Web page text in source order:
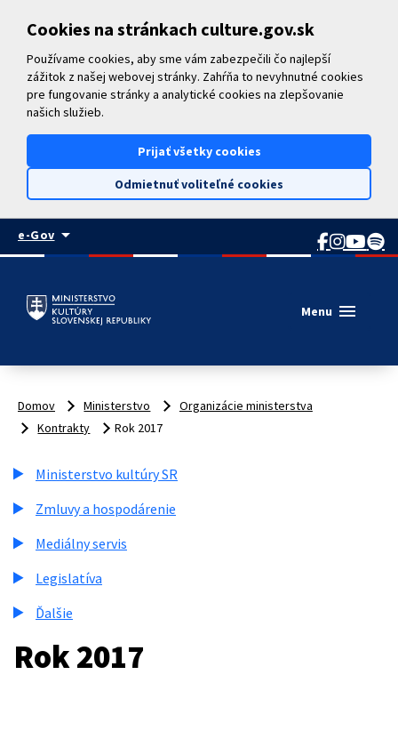
Cookies na stránkach culture.gov.sk
Používame cookies, aby sme vám zabezpečili čo najlepší
zážitok z našej webovej stránky. Zahŕňa to nevyhnutné cookies
pre fungovanie stránky a analytické cookies na zlepšovanie
našich služieb.
Prijať všetky cookies
Odmietnuť voliteľné cookies
e-Govarrow_drop_down
Menu menu
Domov Ministerstvo
Organizácie ministerstva
Kontrakty
Rok 2017
Ministerstvo kultúry SR
Zmluvy a hospodárenie
Mediálny servis
Legislatíva
Ďalšie
Rok 2017